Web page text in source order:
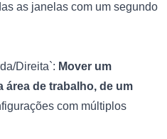
as janelas com um segundo
Direita`: Mover um
área de trabalho, de um
com múltiplos